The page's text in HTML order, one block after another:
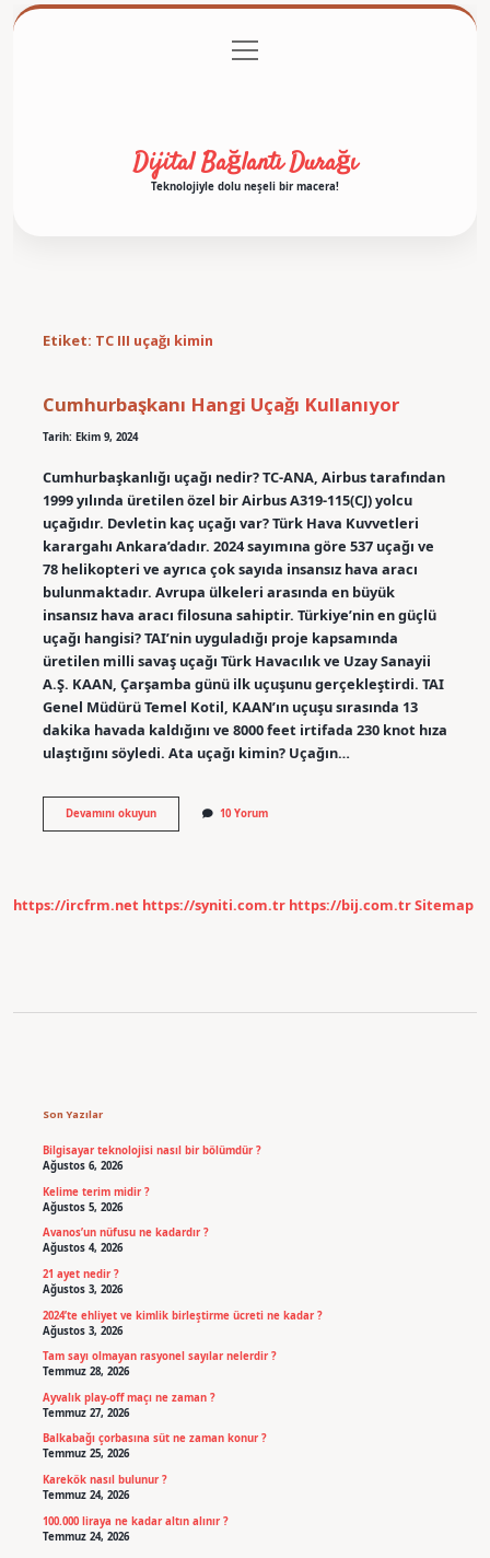
Gizlilik Politikası
menüyü
aç
Dijital Bağlantı Durağı
Teknolojiyle dolu neşeli bir macera!
Etiket: TC III uçağı kimin
Cumhurbaşkanı Hangi Uçağı Kullanıyor
Tarih: Ekim 9, 2024
Cumhurbaşkanlığı uçağı nedir? TC-ANA, Airbus tarafından
1999 yılında üretilen özel bir Airbus A319-115(CJ) yolcu
uçağıdır. Devletin kaç uçağı var? Türk Hava Kuvvetleri
karargahı Ankara’dadır. 2024 sayımına göre 537 uçağı ve
78 helikopteri ve ayrıca çok sayıda insansız hava aracı
bulunmaktadır. Avrupa ülkeleri arasında en büyük
insansız hava aracı filosuna sahiptir. Türkiye’nin en güçlü
uçağı hangisi? TAI’nin uyguladığı proje kapsamında
üretilen milli savaş uçağı Türk Havacılık ve Uzay Sanayii
A.Ş. KAAN, Çarşamba günü ilk uçuşunu gerçekleştirdi. TAI
Genel Müdürü Temel Kotil, KAAN’ın uçuşu sırasında 13
dakika havada kaldığını ve 8000 feet irtifada 230 knot hıza
ulaştığını söyledi. Ata uçağı kimin? Uçağın…
Devamını okuyunCumhurbaşkanı
Hangi
10 Yorum
https://ircfrm.net https://syniti.com.tr https://bij.com.trSitemap
Son Yazılar
Bilgisayar teknolojisi nasıl bir bölümdür ?
Ağustos 6, 2026
Kelime terim midir ?
Ağustos 5, 2026
Avanos’un nüfusu ne kadardır ?
Ağustos 4, 2026
21 ayet nedir ?
Ağustos 3, 2026
2024’te ehliyet ve kimlik birleştirme ücreti ne kadar ?
Ağustos 3, 2026
Tam sayı olmayan rasyonel sayılar nelerdir ?
Temmuz 28, 2026
Ayvalık play-off maçı ne zaman ?
Temmuz 27, 2026
Balkabağı çorbasına süt ne zaman konur ?
Temmuz 25, 2026
Karekök nasıl bulunur ?
Temmuz 24, 2026
100.000 liraya ne kadar altın alınır ?
Temmuz 24, 2026